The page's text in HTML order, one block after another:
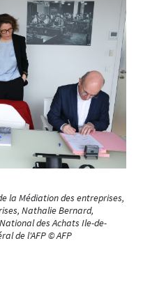
la Médiation des entreprises,
Nathalie Bernard,
des Achats Ile-de-
de l'AFP © AFP